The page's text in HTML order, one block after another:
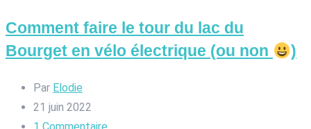
Comment faire le tour du lac du
Bourget en vélo électrique (ou non
)
Par Elodie
21 juin 2022